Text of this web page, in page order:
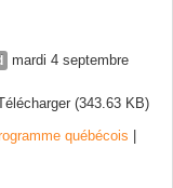
mardi 4 septembre
(343.63 KB)
québécois